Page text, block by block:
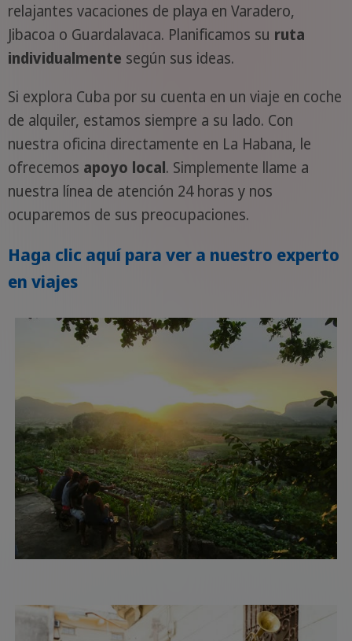
relajantes vacaciones de playa en Varadero,
Jibacoa o Guardalavaca. Planificamos su ruta
individualmente según sus ideas.
Si explora Cuba por su cuenta en un viaje en coche
de alquiler, estamos siempre a su lado. Con
nuestra oficina directamente en La Habana, le
ofrecemos apoyo local. Simplemente llame a
nuestra línea de atención 24 horas y nos
ocuparemos de sus preocupaciones.
Haga clic aquí para ver a nuestro experto
en viajes